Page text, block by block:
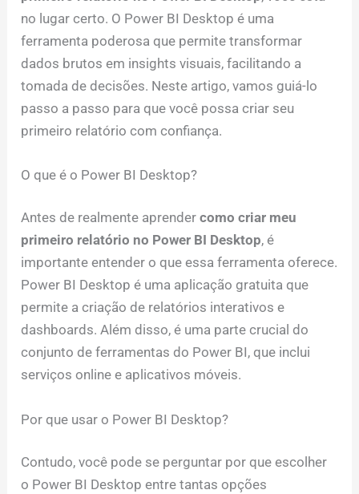
no lugar certo. O Power BI Desktop é uma
ferramenta poderosa que permite transformar
dados brutos em insights visuais, facilitando a
tomada de decisões. Neste artigo, vamos guiá-lo
passo a passo para que você possa criar seu
primeiro relatório com confiança.
O que é o Power BI Desktop?
Antes de realmente aprendercomo criar meu
primeiro relatório no Power BI Desktop, é
importante entender o que essa ferramenta oferece.
Power BI Desktop é uma aplicação gratuita que
permite a criação de relatórios interativos e
dashboards. Além disso, é uma parte crucial do
conjunto de ferramentas do Power BI, que inclui
serviços online e aplicativos móveis.
Por que usar o Power BI Desktop?
Contudo, você pode se perguntar por que escolher
o Power BI Desktop entre tantas opções